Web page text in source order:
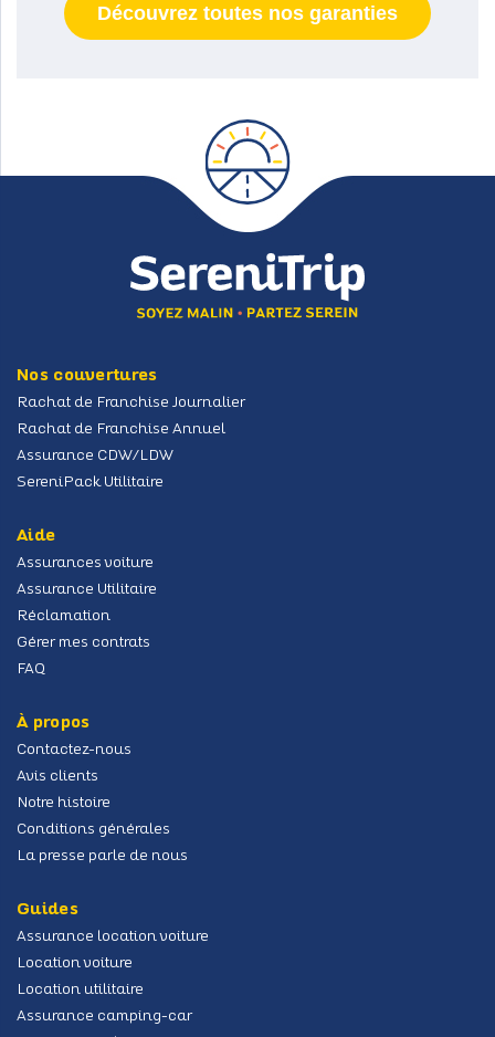
Découvrez toutes nos garanties
Nos couvertures
Rachat de Franchise Journalier
Rachat de Franchise Annuel
Assurance CDW/LDW
SereniPack Utilitaire
Aide
Assurances voiture
Assurance Utilitaire
Réclamation
Gérer mes contrats
FAQ
À propos
Contactez-nous
Avis clients
Notre histoire
Conditions générales
La presse parle de nous
Guides
Assurance location voiture
Location voiture
Location utilitaire
Assurance camping-car